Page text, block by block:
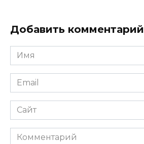
Добавить комментарий
Имя
*
Email
*
Сайт
Комментарий